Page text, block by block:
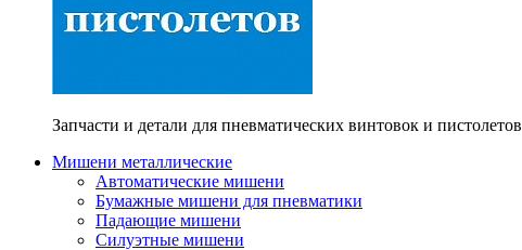
Запчасти и детали для пневматических винтовок и пистолетов
Мишени металлические
Автоматические мишени
Бумажные мишени для пневматики
Падающие мишени
Силуэтные мишени